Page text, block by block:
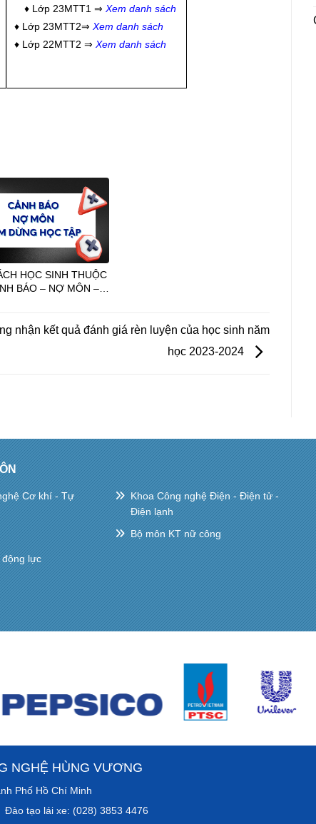
♦ Lớp 23MTT1 ⇒ Xem danh sách
♦ Lớp 23MTT2⇒ Xem danh sách
♦ Lớp 22MTT2 ⇒ Xem danh sách
HỌC SINH THUỘC
BÁO – NỢ MÔN –
nhận kết quả đánh giá rèn luyện của học sinh năm
học 2023-2024
Cơ khí - Tự
lực
Khoa Công nghệ Điện - Điện tử -
Điện lạnh
Bộ môn KT nữ công
NGHỆ HÙNG VƯƠNG
Thành Phố Hồ Chí Minh
tạo lái xe: (028) 3853 4476